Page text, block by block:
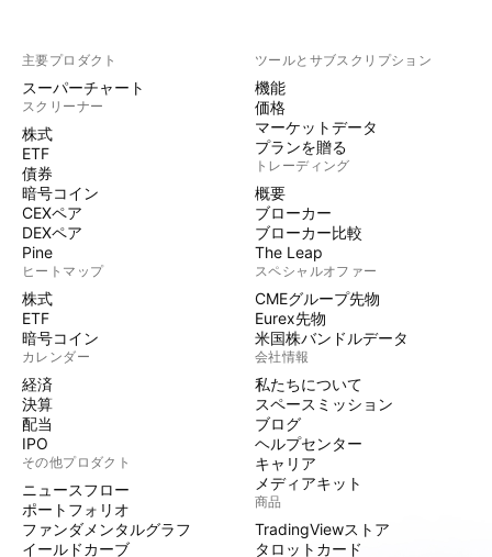
主要プロダクト
スーパーチャート
スクリーナー
株式
ETF
債券
暗号コイン
CEXペア
DEXペア
Pine
ヒートマップ
株式
ETF
暗号コイン
カレンダー
経済
決算
配当
IPO
その他プロダクト
ニュースフロー
ポートフォリオ
ファンダメンタルグラフ
イールドカーブ
ツールとサブスクリプション
機能
価格
マーケットデータ
プランを贈る
トレーディング
概要
ブローカー
ブローカー比較
The Leap
スペシャルオファー
CMEグループ先物
Eurex先物
米国株バンドルデータ
会社情報
私たちについて
スペースミッション
ブログ
ヘルプセンター
キャリア
メディアキット
商品
TradingViewストア
タロットカード